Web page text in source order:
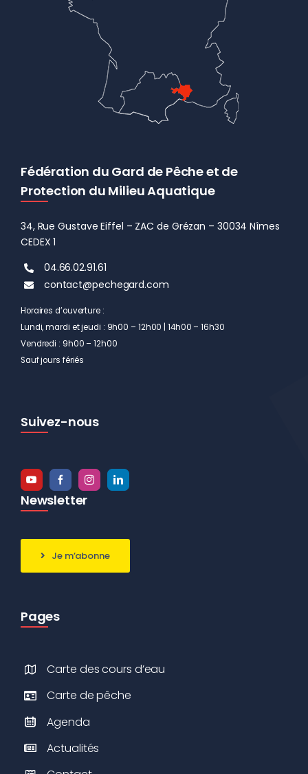
Fédération du Gard de Pêche et de
Protection du Milieu Aquatique
34, Rue Gustave Eiffel – ZAC de Grézan – 30034 Nîmes
CEDEX 1
04.66.02.91.61
contact@pechegard.com
Horaires d’ouverture :
Lundi, mardi et jeudi : 9h00 – 12h00 | 14h00 – 16h30
Vendredi : 9h00 – 12h00
Sauf jours fériés
Suivez-nous
Newsletter
Je m’abonne
Pages
Carte des cours d’eau
Carte de pêche
Agenda
Actualités